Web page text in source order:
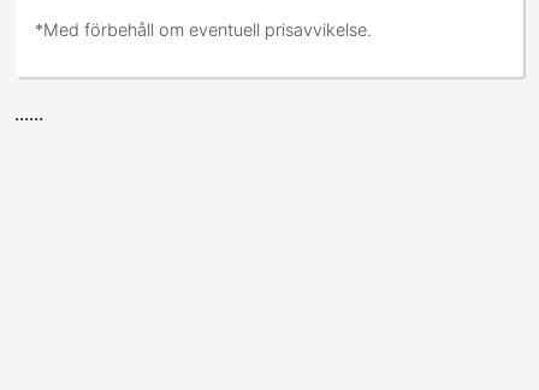
*Med förbehåll om eventuell prisavvikelse.
......